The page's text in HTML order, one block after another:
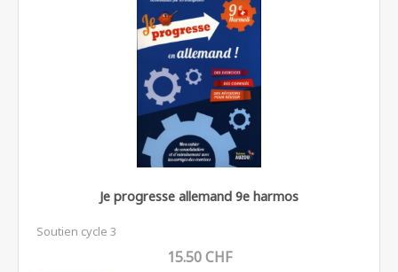
Je progresse allemand 9e harmos
Soutien cycle 3
15.50 CHF